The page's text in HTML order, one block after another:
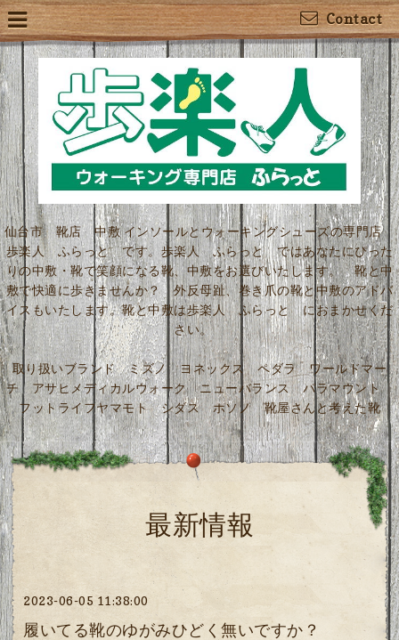
Contact
仙台市 靴店 中敷 インソールとウォーキングシューズの専門店
歩楽人 ふらっと です。歩楽人 ふらっと ではあなたにぴった
りの中敷・靴で笑顔になる靴、中敷をお選びいたします。 靴と中
敷で快適に歩きませんか？ 外反母趾、巻き爪の靴と中敷のアドバ
イスもいたします。靴と中敷は歩楽人 ふらっと におまかせくだ
さい。
取り扱いブランド ミズノ ヨネックス ペダラ ワールドマー
チ アサヒメディカルウォーク ニューバランス パラマウント
フットライフヤマモト シダス ホソノ 靴屋さんと考えた靴
最新情報
2023-06-05 11:38:00
履いてる靴のゆがみひどく無いですか？